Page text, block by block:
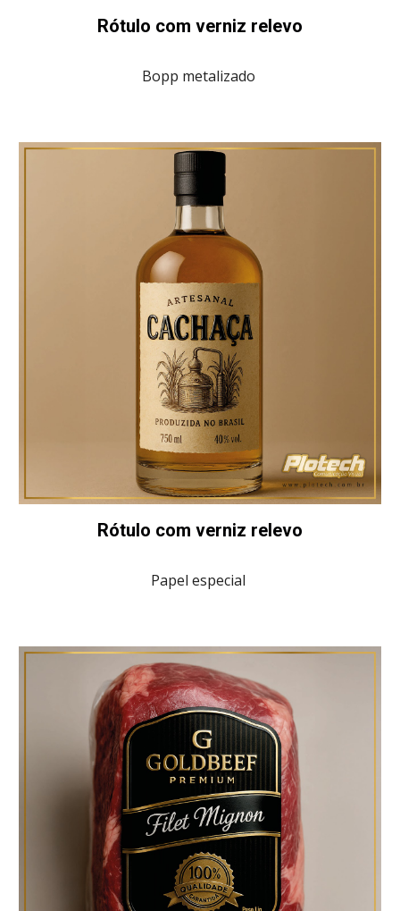
Rótulo com verniz relevo
Bopp metalizado
Rótulo com verniz relevo
Papel especial